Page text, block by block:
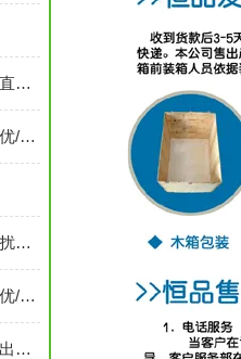
电子拉力试验机传感器的好坏直接影响测试效果
济南恒品荣膺山东省包装行业优/秀成长性企业称号
如何解决电子拉力试验机的干扰因素
济南恒品荣膺山东省包装行业优/秀成长性企业称号
电子拉力试验机在测量过程中出现正负差该如何解决呢？